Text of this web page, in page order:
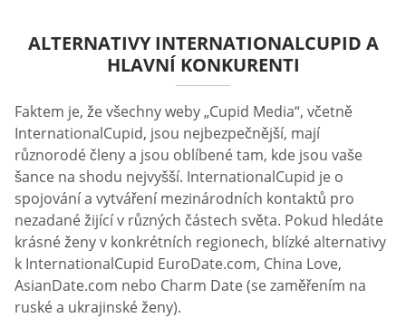
ALTERNATIVY INTERNATIONALCUPID A
HLAVNÍ KONKURENTI
Faktem je, že všechny weby „Cupid Media“, včetně
InternationalCupid, jsou nejbezpečnější, mají
různorodé členy a jsou oblíbené tam, kde jsou vaše
šance na shodu nejvyšší. InternationalCupid je o
spojování a vytváření mezinárodních kontaktů pro
nezadané žijící v různých částech světa. Pokud hledáte
krásné ženy v konkrétních regionech, blízké alternativy
k InternationalCupid EuroDate.com, China Love,
AsianDate.com nebo Charm Date (se zaměřením na
ruské a ukrajinské ženy).